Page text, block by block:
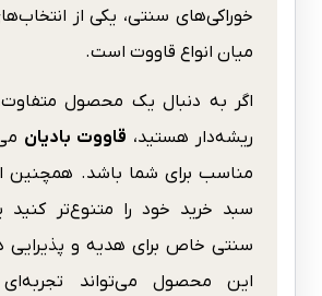
خوراکی‌های سنتی، یکی از
میان انواع قاووت است.
اگر به دنبال یک محصول
ریشه‌دار هستید، قاووت بادیان
مناسب برای شما باشد. همچنین
سبد خرید خود را متنوع‌تر کنید
سنتی خاص برای هدیه و پذیرایی
این محصول می‌تواند تجربه‌ای